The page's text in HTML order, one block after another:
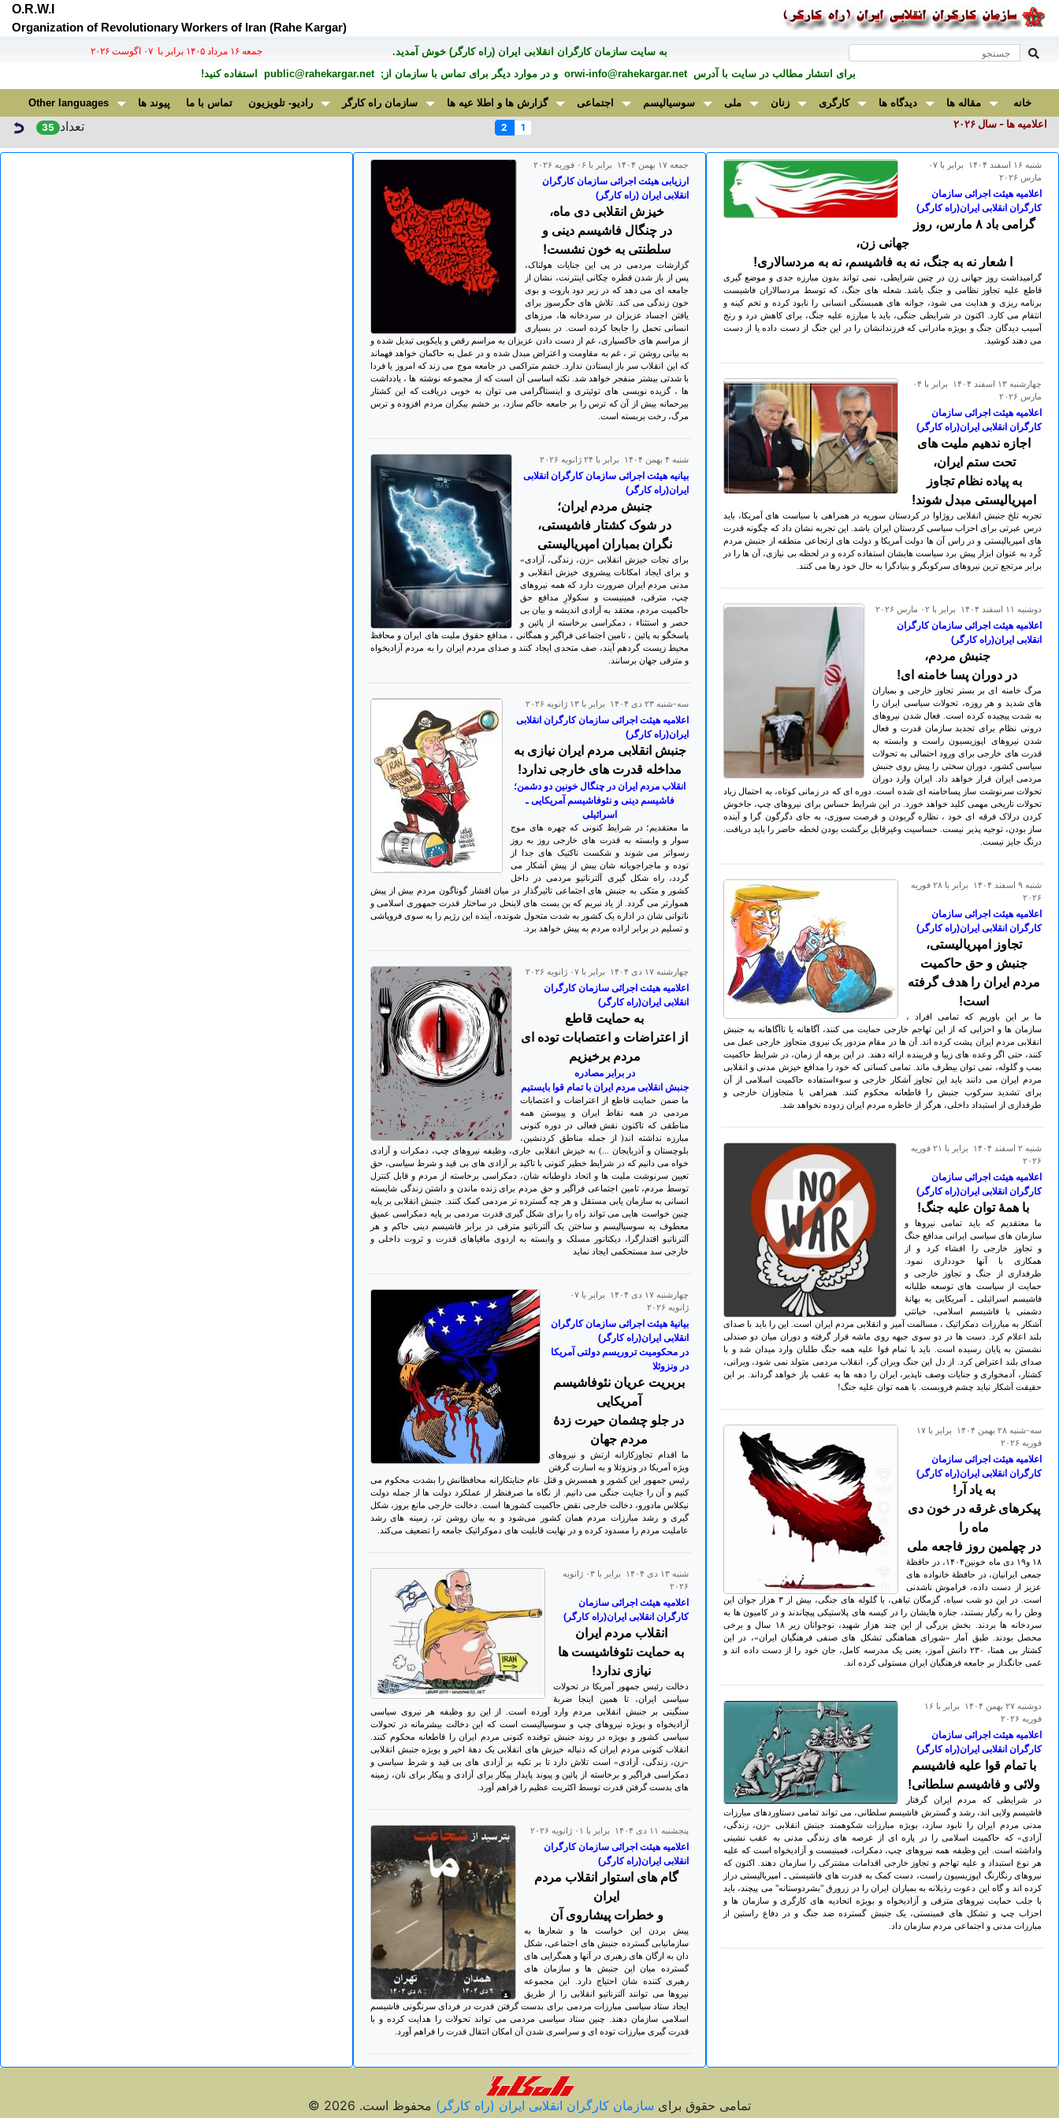
O.R.W.I
Organization of Revolutionary Workers of Iran (Rahe Kargar)
به سايت سازمان کارگران انقلابی ايران (راه کارگر) خوش آمديد. جمعه ۱۶ مرداد ۱۴۰۵ برابر با ۰۷ اگوست ۲۰۲۶
برای انتشار مطالب در سايت با آدرسorwi-info@rahekargar.net و در موارد ديگر برای تماس با سازمان از;public@rahekargar.net استفاده کنید!
خانه مقاله ها دیدگاه ها کارگری زنان ملی سوسیالیسم اجتماعی گزارش ها و اطلا عیه ها سازمان راه کارگر رادیو- تلویزیون تماس با ما پیوند ها Other languages
اعلامیه ها - سال ۲٠۲۶ 1
2 تعداد 35
شنبه ۱۶ اسفند ۱۴۰۴ برابر با ۰۷
مارس ۲۰۲۶
اعلامیه هیئت اجرائی سازمان
کارگران انقلابی ایران(راه کارگر)
گرامی باد ۸ مارس، روز
جهانی زن،
ا شعار نه به جنگ، نه به فاشیسم، نه به مردسالاری!
گرامیداشت روز جهانی زن در چنین شرایطی، نمی تواند بدون مبارزه جدی و موضع گیری
قاطع علیه تجاوز نظامی و جنگ باشد. شعله های جنگ، که توسط مردسالاران فاشیست
برنامه ریزی و هدایت می شود، جوانه های همبستگی انسانی را نابود کرده و تخم کینه و
انتقام می کارد. اکنون در شرایطی جنگی، باید با مبارزه علیه جنگ، برای کاهش درد و رنج
آسیب دیدگان جنگ و بویژه مادرانی که فرزندانشان را در این جنگ از دست داده یا از دست
می دهند کوشید.
چهارشنبه ۱۳ اسفند ۱۴۰۴ برابر با ۰۴
مارس ۲۰۲۶
اعلامیه هیئت اجرائی سازمان
کارگران انقلابی ایران(راه کارگر)
اجازه ندهیم ملیت های
تحت ستم ایران،
به پیاده نظام تجاوز
امپریالیستی مبدل شوند!
تجربه تلخ جنبش انقلابی روژاوا در کردستان سوریه در همراهی با سیاست های آمریکا، باید
درس عبرتی برای احزاب سیاسی کردستان ایران باشد. این تجربه نشان داد که چگونه قدرت
های امپریالیستی و در راس آن ها دولت آمریکا و دولت های ارتجاعی منطقه از جنبش مردم
کُرد به عنوان ابزار پیش برد سیاست هایشان استفاده کرده و در لحظه بی نیازی، آن ها را در
برابر مرتجع ترین نیروهای سرکوبگر و بنیادگرا به حال خود رها می کنند.
دوشنبه ۱۱ اسفند ۱۴۰۴ برابر با ۰۲ مارس ۲۰۲۶
اعلامیه هیئت اجرائی سازمان کارگران
انقلابی ایران(راه کارگر)
جنبش مردم،
در دوران پسا خامنه ای!
مرگ خامنه ای بر بستر تجاوز خارجی و بمباران
های شدید و هر روزه، تحولات سیاسی ایران را
به شدت پیچیده کرده است. فعال شدن نیروهای
درونی نظام برای تجدید سازمان قدرت و فعال
شدن نیروهای اپوزیسیون راست و وابسته به
قدرت های خارجی برای ورود احتمالی به تحولات
سیاسی کشور، دوران سختی را پیش روی جنبش
مردمی ایران قرار خواهد داد. ایران وارد دوران
تحولات سرنوشت ساز پساخامنه ای شده است. دوره ای که در زمانی کوتاه، به احتمال زیاد
تحولات تاریخی مهمی کلید خواهد خورد. در این شرایط حساس برای نیروهای چپ، جاخوش
کردن درلاک فرقه ای خود ، نظاره گربودن و فرصت سوزی، به جای دگرگون گرا و آینده
ساز بودن، توجیه پذیر نیست. حساسیت وغیرقابل برگشت بودن لخطه حاضر را باید دریافت.
درنگ جایز نیست.
شنبه ۹ اسفند ۱۴۰۴ برابر با ۲۸ فوريه
۲۰۲۶
اعلامیه هیئت اجرائی سازمان
کارگران انقلابی ایران(راه کارگر)
تجاوز امپریالیستی،
جنبش و حق حاکمیت
مردم ایران را هدف گرفته
است!
ما بر این باوریم که تمامی افراد ،
سازمان ها و احزابی که از این تهاجم خارجی حمایت می کنند، آگاهانه یا ناآگاهانه به جنبش
انقلابی مردم ایران پشت کرده اند. آن ها در مقام مزدور یک نیروی متجاوز خارجی عمل می
کنند، حتی اگر وعده های زیبا و فریبنده ارائه دهند. در این برهه از زمان، در شرایط حاکمیت
بمب و گلوله، نمی توان بیطرف ماند. تمامی کسانی که خود را مدافع خیزش مدنی و انقلابی
مردم ایران می دانند باید این تجاوز آشکار خارجی و سوءاستفاده حاکمیت اسلامی از آن
برای تشدید سرکوب جنبش را قاطعانه محکوم کنند. همراهی با متجاوزان خارجی و
طرفداری از استبداد داخلی، هرگز از خاطره مردم ایران زدوده نخواهد شد.
شنبه ۲ اسفند ۱۴۰۴ برابر با ۲۱ فوريه
۲۰۲۶
اعلامیه هیئت اجرائی سازمان
کارگران انقلابی ایران(راه کارگر)
با همۀ توان علیه جنگ!
ما معتقدیم که باید تمامی نیروها و
سازمان های سیاسی ایرانی مدافع جنگ
و تجاوز خارجی را افشاء کرد و از
همکاری با آنها خودداری نمود.
طرفداری از جنگ و تجاوز خارجی و
حمایت از سیاست های توسعه طلبانه
فاشیسم اسرائیلی ـ آمریکایی به بهانۀ
دشمنی با فاشیسم اسلامی، خیانتی
آشکار به مبارزات دمکراتیک ، مسالمت آمیز و انقلابی مردم ایران است. این را باید با صدای
بلند اعلام کرد. دست ها در دو سوی جبهه روی ماشه قرار گرفته و دوران میان دو صندلی
نشستن به پایان رسیده است. باید با تمام قوا علیه همه جنگ طلبان وارد میدان شد و با
صدای بلند اعتراض کرد. از دل این جنگ ویران گر، انقلاب مردمی متولد نمی شود، ویرانی،
کشتار، آدمخواری و جنایات وصف ناپذیر، ایران را دهه ها به عقب باز خواهد گرداند. بر این
حقیقت آشکار نباید چشم فروبست. با همه توان علیه جنگ!
سه-شنبه ۲۸ بهمن ۱۴۰۴ برابر با ۱۷
فوريه ۲۰۲۶
اعلامیه هیئت اجرائی سازمان
کارگران انقلابی ایران(راه کارگر)
به یاد آر!
پیکرهای غرقه در خون دی
ماه را
در چهلمین روز فاجعه ملی
۱۸ و۱۹ دی ماه خونین۱۴۰۴، در حافظۀ
جمعی ایرانیان، در حافظۀ خانواده های
عزیز از دست داده، فراموش ناشدنی
است. در این دو شب سیاه، گزمگان تباهی، با گلوله های جنگی، بیش از ۳ هزار جوان این
وطن را به رگبار بستند، جنازه هایشان را در کیسه های پلاستیکی پیچاندند و در کامیون ها به
سردخانه ها بردند. بخش بزرگی از این چند هزار شهید، نوجوانان زیر ۱۸ سال و برخی
محصل بودند. طبق آمار «شورای هماهنگی تشکل های صنفی فرهنگیان ایران»، در این
کشتار بی همتا، ۲۳۰ دانش آموز، یعنی یک مدرسه کامل، جان خود را از دست داده اند و
غمی جانگداز بر جامعه فرهنگیان ایران مستولی کرده اند.
دوشنبه ۲۷ بهمن ۱۴۰۴ برابر با ۱۶
فوريه ۲۰۲۶
اعلامیه هیئت اجرائی سازمان
کارگران انقلابی ایران(راه کارگر)
با تمام قوا علیه فاشیسم
ولائی و فاشیسم سلطانی!
در شرایطی که مردم ایران گرفتار
فاشیسم ولایی اند، رشد و گسترش فاشیسم سلطانی، می تواند تمامی دستاوردهای مبارزات
مدنی مردم ایران را نابود سازد، بویژه مبارزات شکوهمند جبنش انقلابی «زن، زندگی،
آزادی» که حاکمیت اسلامی را در پاره ای از عرصه های زندگی مدنی به عقب نشینی
واداشته است. این وظیفه همه نیروهای چپ، دمکرات، فمینیست و آزادیخواه است که علیه
هر نوع استبداد و علیه تهاجم و تجاوز خارجی اقدامات مشترکی را سازمان دهند. اکنون که
نیروهای رنگارنگ اپوزیسیون راست، دست کمک به قدرت های فاشیستی ـ امپریالیستی دراز
کرده اند و گاه این دعوت رذیلانه به بمباران ایران را در زرورق "بشردوستانه" می پیچند، باید
با جلب حمایت نیروهای مترقی و آزادیخواه و بویژه اتحادیه های کارگری و سازمان ها و
احزاب چپ و تشکل های فمینستی، یک جنبش گسترده ضد جنگ و در دفاع راستین از
مبارزات مدنی و اجتماعی مردم سازمان داد.
جمعه ۱۷ بهمن ۱۴۰۴ برابر با ۰۶ فوريه ۲۰۲۶
ارزیابی هیئت اجرائی سازمان کارگران
انقلابی ایران (راه کارگر)
خیزش انقلابی دی ماه،
در چنگال فاشیسم دینی و
سلطنتی به خون نشست!
گزارشات مردمی در پی این جنایات هولناک،
پس از باز شدن قطره چکانی اینترنت، نشان از
جامعه ای می دهد که در زیر دود باروت و بوی
خون زندگی می کند. تلاش های جگرسوز برای
یافتن اجساد عزیزان در سردخانه ها، مرزهای
انسانی تحمل را جابجا کرده است. در بسیاری
از مراسم های خاکسپاری، غم از دست دادن عزیزان به مراسم رقص و پایکوبی تبدیل شده و
به بیانی روشن تر ، غم به مقاومت و اعتراض مبدل شده و در عمل به حاکمان خواهد فهماند
که این انقلاب سر باز ایستادن ندارد. خشم متراکمی در جامعه موج می زند که امروز یا فردا
با شدتی بیشتر منفجر خواهد شد. نکته اساسی آن است که از مجموعه نوشته ها ، یادداشت
ها ، گزیده نویسی های توئیتری و اینستاگرامی می توان به خوبی دریافت که این کشتار
بیرحمانه بیش از آن که ترس را بر جامعه حاکم سازد، بر خشم بیکران مردم افزوده و ترس
مرگ، رخت بربسته است.
شنبه ۴ بهمن ۱۴۰۴ برابر با ۲۴ ژانويه ۲۰۲۶
بیانیه هیئت اجرائی سازمان کارگران انقلابی
ایران(راه کارگر)
جنبش مردم ایران؛
در شوک کشتار فاشیستی،
نگران بمباران امپریالیستی
برای نجات خیزش انقلابی «زن، زندگی، آزادی»
و برای ایجاد امکانات پیشروی خیزش انقلابی و
مدنی مردم ایران ضرورت دارد که همه نیروهای
چپ، مترقی، فمینیست و سکولارِ مدافع حق
حاکمیت مردم، معتقد به آزادی اندیشه و بیان بی
حصر و استثناء ، دمکراسی برخاسته از پائین و
پاسخگو به پائین ، تامین اجتماعی فراگیر و همگانی ، مدافع حقوق ملیت های ایران و محافظ
محیط زیست گردهم آیند، صف متحدی ایجاد کنند و صدای مردم ایران را به مردم آزادیخواه
و مترقی جهان برسانند.
سه-شنبه ۲۳ دی ۱۴۰۴ برابر با ۱۳ ژانويه ۲۰۲۶
اعلامیه هیئت اجرائی سازمان کارگران انقلابی
ایران(راه کارگر)
جنبش انقلابی مردم ایران نیازی به
مداخله قدرت های خارجی ندارد!
انقلاب مردم ایران در چنگال خونین دو دشمن؛
فاشیسم دینی و نئوفاشیسم آمریکایی ـ
اسرائیلی
ما معتقدیم؛ در شرایط کنونی که چهره های موج
سوار و وابسته به قدرت های خارجی روز به روز
رسواتر می شوند و شکست تاکتیک های جدا از
توده و ماجراجویانه شان بیش از پیش آشکار می
گردد، راه شکل گیری آلترناتیو مردمی در داخل
کشور و متکی به جنبش های اجتماعی تاثیرگذار در میان اقشار گوناگون مردم بیش از پیش
هموارتر می گردد. از یاد نبریم که بن بست های لاینحل در ساختار قدرت جمهوری اسلامی و
ناتوانی شان در اداره یک کشور به شدت متحول شونده، آینده این رژیم را به سوی فروپاشی
و تسلیم در برابر اراده مردم به پیش خواهد برد.
چهارشنبه ۱۷ دی ۱۴۰۴ برابر با ۰۷ ژانويه ۲۰۲۶
اعلامیه هیئت اجرائی سازمان کارگران
انقلابی ایران(راه کارگر)
به حمایت قاطع
از اعتراضات و اعتصابات توده ای
مردم برخیزیم
در برابر مصادره
جنبش انقلابی مردم ایران با تمام قوا بایستیم
ما ضمن حمایت قاطع از اعتراضات و اعتصابات
مردمی در همه نقاط ایران و پیوستن همه
مناطقی که تاکنون نقش فعالی در دوره کنونی
مبارزه نداشته اند( از جمله مناطق کردنشین،
بلوچستان و آذربایجان ...) به خیزش انقلابی جاری، وظیفه نیروهای چپ، دمکرات و آزادی
خواه می دانیم که در شرایط خطیر کنونی با تاکید بر آزادی های بی قید و شرط سیاسی، حق
تعیین سرنوشت ملیت ها و اتحاد داوطبانه شان، دمکراسی برخاسته از مردم و قابل کنترل
توسط مردم، تامین اجتماعی فراگیر و حق مردم برای زنده ماندن و داشتن زندگی شایسته
انسانی به سازمان یابی مستقل و هر چه گسترده تر مردمی کمک کنند. جنبش انقلابی بر پایه
چنین خواست هایی می تواند راه را برای شکل گیری قدرت مردمی بر پایه دمکراسی عمیق
معطوف به سوسیالیسم و ساختن یک آلترناتیو مترقی در برابر فاشیسم دینی حاکم و هر
آلترناتیو اقتدارگرا، دیکتاتور مسلک و وابسته به اردوی مافیاهای قدرت و ثروت داخلی و
خارجی سد مستحکمی ایجاد نماید
چهارشنبه ۱۷ دی ۱۴۰۴ برابر با ۰۷
ژانويه ۲۰۲۶
بیانیۀ هیئت اجرائی سازمان کارگران
انقلابی ایران(راه کارگر)
در محکومیت تروریسم دولتی آمریکا
در ونزوئلا
بربریت عریان نئوفاشیسم
آمریکایی
در جلو چشمان حیرت زدۀ
مردم جهان
ما اقدام تجاوزکارانه ارتش و نیروهای
ویژه آمریکا در ونزوئلا و به اسارت گرفتن
رئیس جمهور این کشور و همسرش و قتل عام جنایتکارانه محافظانش را بشدت محکوم می
کنیم و آن را جنایت جنگی می دانیم. از نگاه ما صرفنظر از عملکرد دولت ها از جمله دولت
نیکلاس مادورو، دخالت خارجی نقض حاکمیت کشورها است. دخالت خارجی مانع بروز، شکل
گیری و رشد مبارزات مردم همان کشور می‌شود و به بیان روشن تر، زمینه های رشد
عاملیت مردم را مسدود کرده و در نهایت قابلیت های دموکراتیک جامعه را تضعیف می‌کند.
شنبه ۱۳ دی ۱۴۰۴ برابر با ۰۳ ژانويه
۲۰۲۶
اعلامیه هیئت اجرائی سازمان
کارگران انقلابی ایران(راه کارگر)
انقلاب مردم ایران
به حمایت نئوفاشیست ها
نیازی ندارد!
دخالت رئیس جمهور آمریکا در تحولات
سیاسی ایران، تا همین اینجا ضربۀ
سنگینی بر جنبش انقلابی مردم وارد آورده است. از این رو وظیفه هر نیروی سیاسی
آزادیخواه و بویژه نیروهای چپ و سوسیالیست است که این دخالت بیشرمانه در تحولات
سیاسی کشور و بویژه در روند جنبش توفنده کنونی مردم ایران را قاطعانه محکوم کنند.
انقلاب کنونی مردم ایران که دنباله خیزش های انقلابی یک دهۀ اخیر و بویژه جنبش انقلابی
«زن، زندگی، آزادی» است تلاش دارد تا بر تکیه بر آزادی های بی قید و شرط سیاسی و
دمکراسی فراگیر و برخاسته از پائین و پیوند پایدار پیکار برای آزادی و پیکار برای نان، زمینه
های بدست گرفتن قدرت توسط اکثریت عظیم را فراهم آورد.
پنجشنبه ۱۱ دی ۱۴۰۴ برابر با ۰۱ ژانويه ۲۰۲۶
اعلامیه هیئت اجرائی سازمان کارگران
انقلابی ایران(راه کارگر)
گام های استوار انقلاب مردم
ایران
و خطرات پیشاروی آن
پیش بردن این خواست ها و شعارها به
سازمانیابی گسترده جنبش های اجتماعی، شکل
دان به ارگان های رهبری در آنها و همگرایی های
گسترده میان این جنبش ها و سازمان های
رهبری کننده شان احتیاج دارد. این مجموعه
نیروها می توانند آلترناتیو انقلابی را از طریق
ایجاد ستاد سیاسی مبارزات مردمی برای بدست گرفتن قدرت در فردای سرنگونی فاشیسم
اسلامی سازمان دهند. چنین ستاد سیاسی مردمی می تواند تحولات را هدایت کرده و با
قدرت گیری مبارزات توده ای و سراسری شدن آن امکان انتقال قدرت را فراهم آورد.
تمامی حقوق برای سازمان کارگران انقلابی ايران (راه کارگر) محفوظ است. 2026 ©